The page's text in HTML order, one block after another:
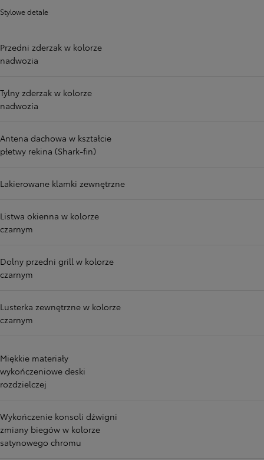
Stylowe detale
Przedni zderzak w kolorze
nadwozia
Tylny zderzak w kolorze
nadwozia
Antena dachowa w kształcie
płetwy rekina (Shark-fin)
Lakierowane klamki zewnętrzne
Listwa okienna w kolorze
czarnym
Dolny przedni grill w kolorze
czarnym
Lusterka zewnętrzne w kolorze
czarnym
Miękkie materiały
wykończeniowe deski
rozdzielczej
Wykończenie konsoli dźwigni
zmiany biegów w kolorze
satynowego chromu